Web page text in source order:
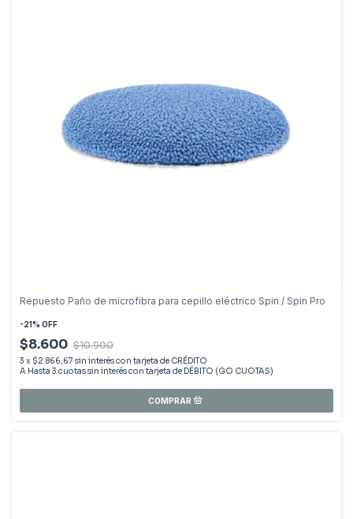
Repuesto Paño de microfibra para cepillo eléctrico Spin / Spin Pro
-21% OFF
$8.600 $10.900
3 x $2.866,67 sin interés